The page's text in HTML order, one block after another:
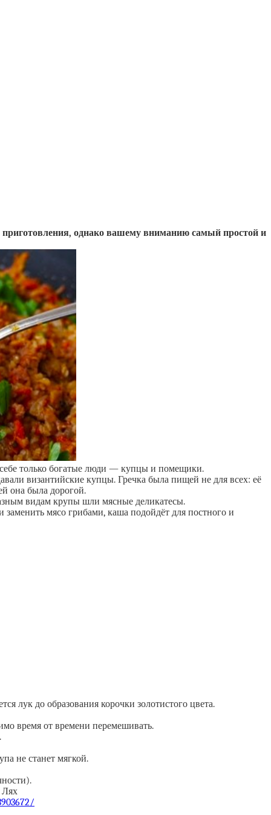
приготовления, однако вашему вниманию самый простой и
себе только богатые люди — купцы и помещики.
византийские купцы. Гречка была пищей не для всех: её
она была дорогой.
видам крупы шли мясные деликатесы.
мясо грибами, каша подойдёт для постного и
лук до образования корочки золотистого цвета.
время от времени перемешивать.
не станет мягкой.
Лях